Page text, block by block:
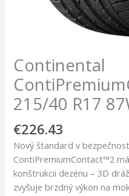
Continental
215/40 R17
€226.43
Nový štandard v
ContiPremiumContact™2
konštrukcii dezénu – 3D
zvyšuje brzdný výkon na